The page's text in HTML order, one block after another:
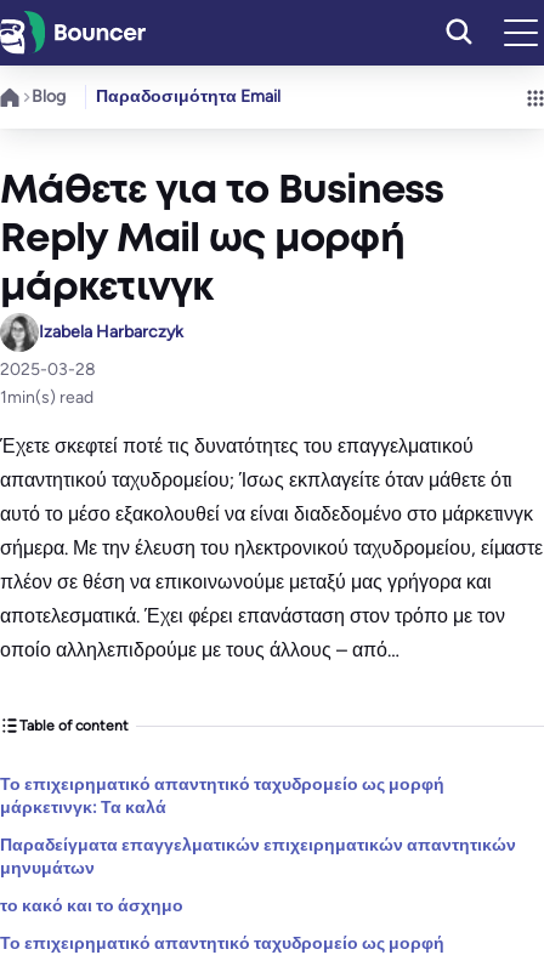
Μετάβαση
στο
περιεχόμενο
Blog Παραδοσιμότητα Email
Μάθετε για το Business
Reply Mail ως μορφή
μάρκετινγκ
Izabela Harbarczyk
2025-03-28
1min(s) read
Έχετε σκεφτεί ποτέ τις δυνατότητες του επαγγελματικού
απαντητικού ταχυδρομείου; Ίσως εκπλαγείτε όταν μάθετε ότι
αυτό το μέσο εξακολουθεί να είναι διαδεδομένο στο μάρκετινγκ
σήμερα. Με την έλευση του ηλεκτρονικού ταχυδρομείου, είμαστε
πλέον σε θέση να επικοινωνούμε μεταξύ μας γρήγορα και
αποτελεσματικά. Έχει φέρει επανάσταση στον τρόπο με τον
οποίο αλληλεπιδρούμε με τους άλλους – από…
Table of content
Το επιχειρηματικό απαντητικό ταχυδρομείο ως μορφή
μάρκετινγκ: Τα καλά
Παραδείγματα επαγγελματικών επιχειρηματικών απαντητικών
μηνυμάτων
το κακό και το άσχημο
Το επιχειρηματικό απαντητικό ταχυδρομείο ως μορφή